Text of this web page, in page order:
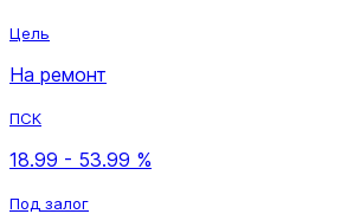
Цель
На ремонт
ПСК
18.99 - 53.99 %
Под залог